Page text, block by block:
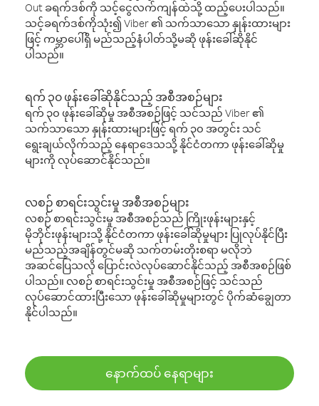
Out ခရက်ဒစ်ကို သင့်ငွေလက်ကျန်ထဲသို့ ထည့်ပေးပါသည်။
သင့်ခရက်ဒစ်ကိုသုံး၍ Viber ၏ သက်သာသော နှုန်းထားများ
ဖြင့် ကမ္ဘာပေါ်ရှိ မည်သည့်နံပါတ်သို့မဆို ဖုန်းခေါ်ဆိုနိုင်
ပါသည်။
ရက် ၃၀ ဖုန်းခေါ်ဆိုနိုင်သည့် အစီအစဉ်များ
ရက် ၃၀ ဖုန်းခေါ်ဆိုမှု အစီအစဉ်ဖြင့် သင်သည် Viber ၏
သက်သာသော နှုန်းထားများဖြင့် ရက် ၃၀ အတွင်း သင်
ရွေးချယ်လိုက်သည့် နေရာဒေသသို့ နိုင်ငံတကာ ဖုန်းခေါ်ဆိုမှု
များကို လုပ်ဆောင်နိုင်သည်။
လစဉ် စာရင်းသွင်းမှု အစီအစဉ်များ
လစဉ် စာရင်းသွင်းမှု အစီအစဉ်သည် ကြိုးဖုန်းများနှင့်
မိုဘိုင်းဖုန်းများသို့ နိုင်ငံတကာ ဖုန်းခေါ်ဆိုမှုများ ပြုလုပ်နိုင်ပြီး
မည်သည့်အချိန်တွင်မဆို သက်တမ်းတိုးစရာ မလိုဘဲ
အဆင်ပြေသလို ပြောင်းလဲလုပ်ဆောင်နိုင်သည့် အစီအစဉ်ဖြစ်
ပါသည်။ လစဉ် စာရင်းသွင်းမှု အစီအစဉ်ဖြင့် သင်သည်
လုပ်ဆောင်ထားပြီးသော ဖုန်းခေါ်ဆိုမှုများတွင် ပိုက်ဆံချွေတာ
နိုင်ပါသည်။
နောက်ထပ် နေရာများ